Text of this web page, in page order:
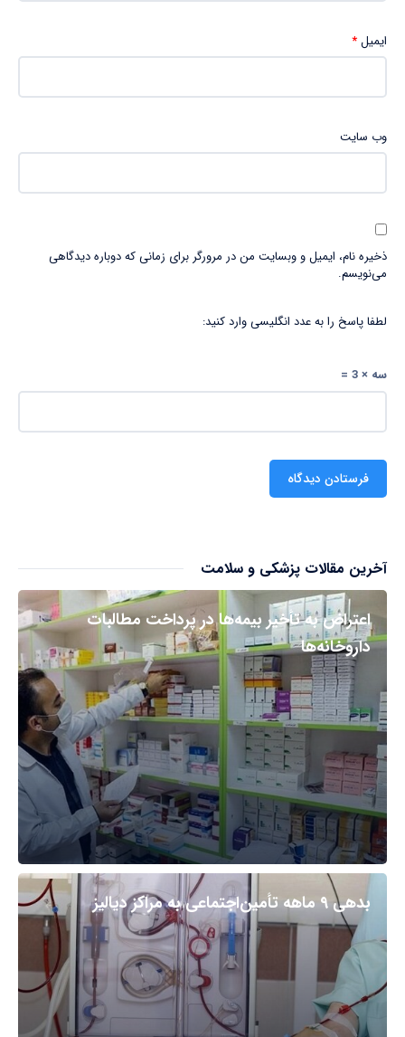
ایمیل*
وب‌ سایت
ذخیره نام، ایمیل و وبسایت من در مرورگر برای زمانی که دوباره دیدگاهی
می‌نویسم.
لطفا پاسخ را به عدد انگلیسی وارد کنید:
سه × 3 =
آخرین مقالات پزشکی و سلامت
اعتراض به تأخیر بیمه‌ها در پرداخت مطالبات
داروخانه‌ها
بدهی ۹ ماهه تأمین‌اجتماعی به مراکز دیالیز